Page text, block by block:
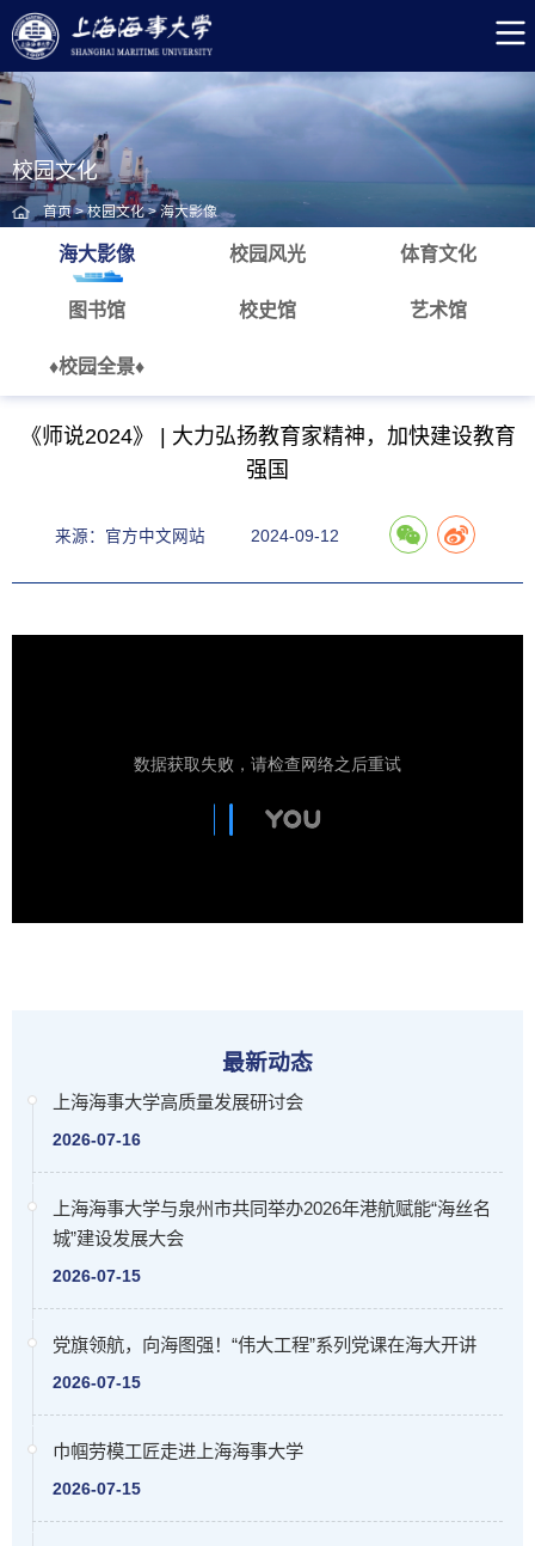
校园文化
首页>校园文化>海大影像
海大影像 校园风光 体育文化
图书馆 校史馆 艺术馆
♦校园全景♦
《师说2024》 | 大力弘扬教育家精神，加快建设教育
强国
来源：官方中文网站 2024-09-12
最新动态
上海海事大学高质量发展研讨会
2026-07-16
上海海事大学与泉州市共同举办2026年港航赋能“海丝名
城”建设发展大会
2026-07-15
党旗领航，向海图强！“伟大工程”系列党课在海大开讲
2026-07-15
巾帼劳模工匠走进上海海事大学
2026-07-15